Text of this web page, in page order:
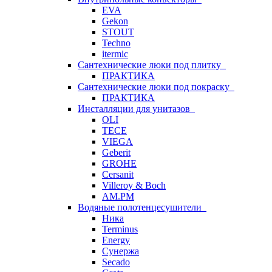
EVA
Gekon
STOUT
Techno
itermic
Сантехнические люки под плитку
ПРАКТИКА
Сантехнические люки под покраску
ПРАКТИКА
Инсталляции для унитазов
OLI
TECE
VIEGA
Geberit
GROHE
Cersanit
Villeroy & Boch
AM.PM
Водяные полотенцесушители
Ника
Terminus
Energy
Сунержа
Secado